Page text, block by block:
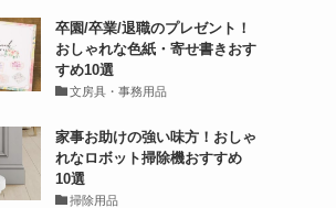
卒園/卒業/退職のプレゼント！
おしゃれな色紙・寄せ書きおす
すめ10選
文房具・事務用品
家事お助けの強い味方！おしゃ
れなロボット掃除機おすすめ
10選
掃除用品